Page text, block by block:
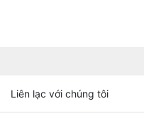
Liên lạc với chúng tôi